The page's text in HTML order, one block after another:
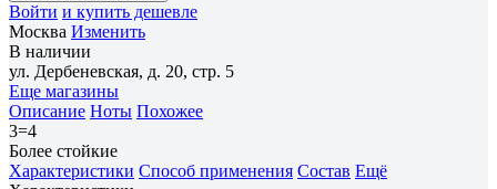
Войти и купить дешевле
Москва Изменить
В наличии
ул. Дербеневская, д. 20, стр. 5
Еще магазины
Описание Ноты Похожее
3=4
Более стойкие
Характеристики Способ применения Состав Ещё